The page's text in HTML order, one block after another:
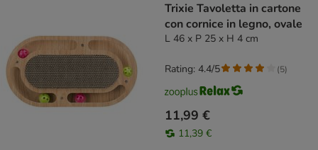
Trixie Tavoletta in cartone
con cornice in legno, ovale
L 46 x P 25 x H 4 cm
11,99 €
11,39 €
Rating: 4.4/5 (5)